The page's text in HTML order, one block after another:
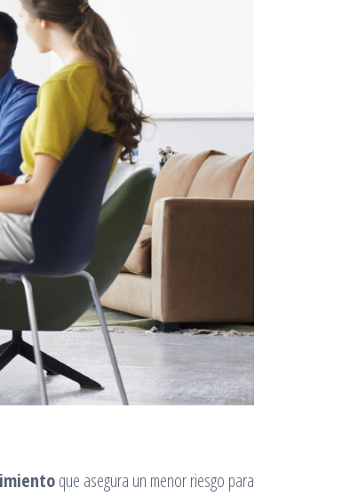
que asegura un menor riesgo para